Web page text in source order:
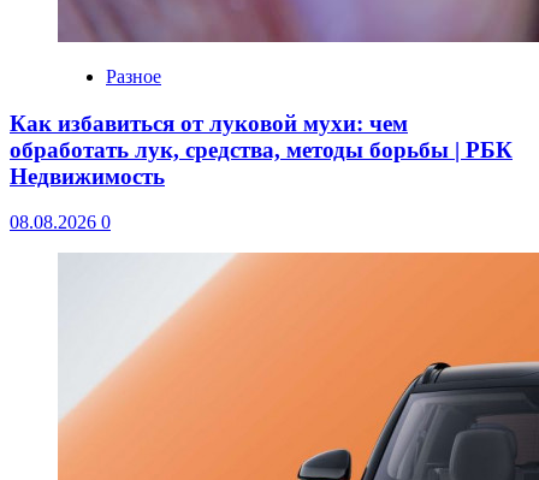
Разное
Как избавиться от луковой мухи: чем
обработать лук, средства, методы борьбы | РБК
Недвижимость
08.08.2026 0